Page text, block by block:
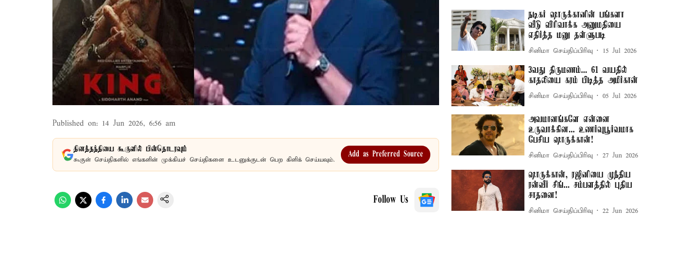
Published on: 14 Jun 2026, 6:56 am
தினத்தந்தியை கூகுளில் பின்தொடரவும்
கூகுள் செய்திகளில் எங்களின் முக்கியச் செய்திகளை உடனுக்குடன் பெற கிளிக் செய்யவும்.
Add as Preferred Source
Follow Us
நடிகர் ஷாருக்கானின் பங்களா
வீடு விரிவாக்க அனுமதியை
எதிர்த்த மனு தள்ளுபடி
சினிமா செய்திப்பிரிவு 15 Jul 2026
3வது திருமணம்... 61 வயதில்
காதலியை கரம் பிடித்த அமீர்கான்
சினிமா செய்திப்பிரிவு 05 Jul 2026
அவமானங்களே என்னை
உருவாக்கின... உணர்வுபூர்வமாக
பேசிய ஷாருக்கான்!
சினிமா செய்திப்பிரிவு 27 Jun 2026
ஷாருக்கான், ரஜினியை முந்திய
ரன்வீர் சிங்... சம்பளத்தில் புதிய
சாதனை!
சினிமா செய்திப்பிரிவு 22 Jun 2026